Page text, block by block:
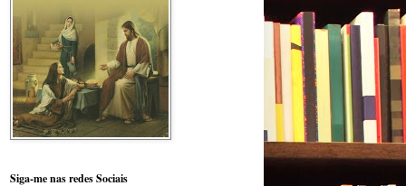
Siga-me nas redes Sociais